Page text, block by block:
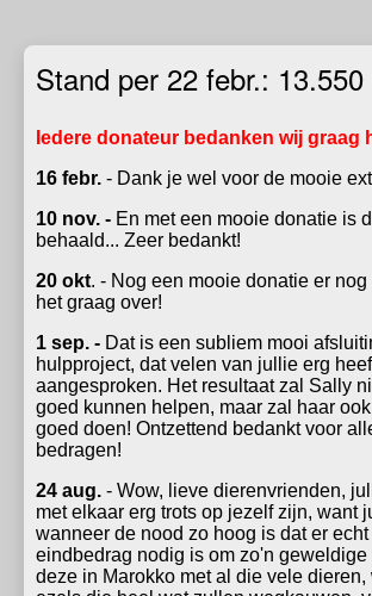
Stand per 22 febr.:
Iedere donateur bedanken wij graag
16 febr. - Dank je wel voor de mooie
10 nov. - En met een mooie donatie is
behaald... Zeer bedankt!
20 okt. - Nog een mooie donatie er
het graag over!
1 sep. - Dat is een subliem mooi
hulpproject, dat velen van jullie erg
aangesproken. Het resultaat zal Sally
goed kunnen helpen, maar zal haar
goed doen! Ontzettend bedankt voor
bedragen!
24 aug. - Wow, lieve dierenvrienden,
met elkaar erg trots op jezelf zijn, want
wanneer de nood zo hoog is dat er
eindbedrag nodig is om zo'n geweldige
deze in Marokko met al die vele dieren,